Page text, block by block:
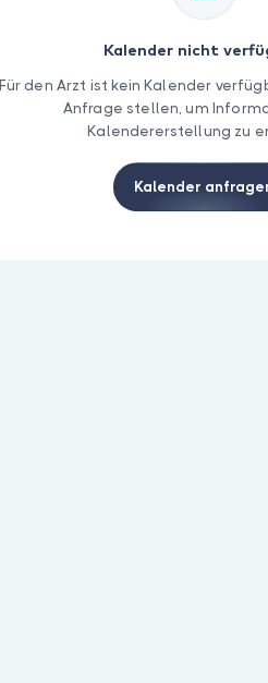
Kalender nicht
Für den Arzt ist kein Kalender
Anfrage stellen, um
Kalendererstellung zu
Kalender